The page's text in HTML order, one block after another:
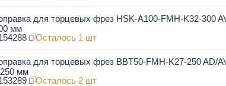
для торцевых фрез HSK-A100-FMH-K32-300
мм
Осталось 1 шт
для торцевых фрез BBT50-FMH-K27-250 AD/
мм
Осталось 2 шт